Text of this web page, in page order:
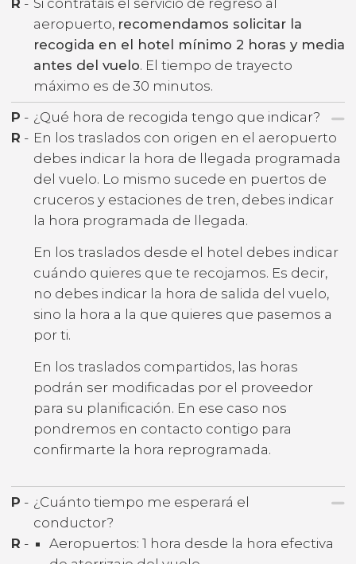
R - Si contratáis el servicio de regreso al
aeropuerto, recomendamos solicitar la
recogida en el hotel mínimo 2 horas y media
antes del vuelo. El tiempo de trayecto
máximo es de 30 minutos.
P - ¿Qué hora de recogida tengo que indicar?
R - En los traslados con origen en el aeropuerto
debes indicar la hora de llegada programada
del vuelo. Lo mismo sucede en puertos de
cruceros y estaciones de tren, debes indicar
la hora programada de llegada.
En los traslados desde el hotel debes indicar
cuándo quieres que te recojamos. Es decir,
no debes indicar la hora de salida del vuelo,
sino la hora a la que quieres que pasemos a
por ti.
En los traslados compartidos, las horas
podrán ser modificadas por el proveedor
para su planificación. En ese caso nos
pondremos en contacto contigo para
confirmarte la hora reprogramada.
P - ¿Cuánto tiempo me esperará el
conductor?
R -
Aeropuertos: 1 hora desde la hora efectiva